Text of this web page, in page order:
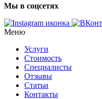
Мы в соцсетях
Меню
Услуги
Стоимость
Специалисты
Отзывы
Статьи
Контакты